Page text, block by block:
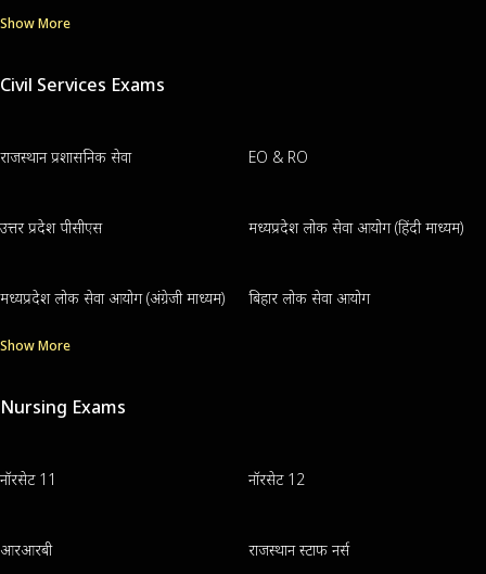
Show More
Civil Services Exams
राजस्थान प्रशासनिक सेवा EO & RO
उत्तर प्रदेश पीसीएस मध्यप्रदेश लोक सेवा आयोग (हिंदी माध्यम)
मध्यप्रदेश लोक सेवा आयोग (अंग्रेजी माध्यम) बिहार लोक सेवा आयोग
Show More
Nursing Exams
नॉरसेट 11 नॉरसेट 12
आरआरबी राजस्थान स्टाफ नर्स